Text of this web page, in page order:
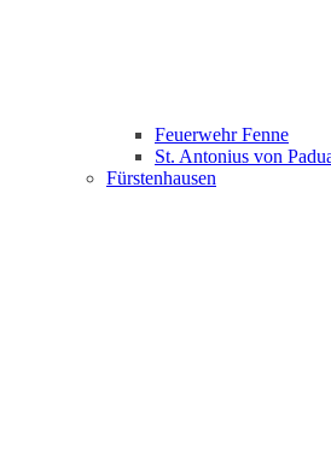
Feuerwehr Fenne
St. Antonius von
Fürstenhausen